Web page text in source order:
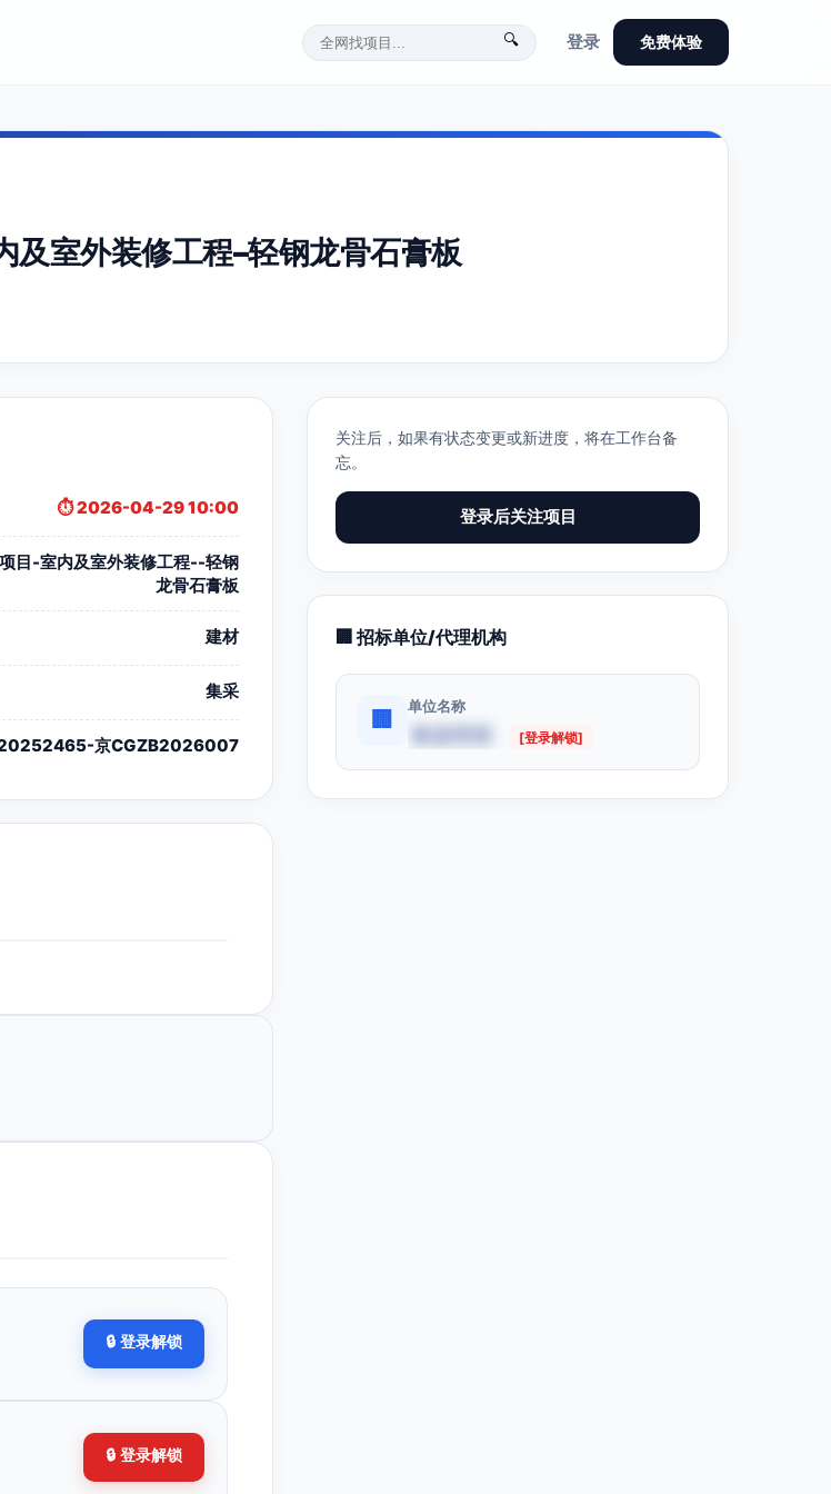
🔍 登录 免费体验
室外装修工程–轻钢龙骨石膏板
⏱️ 2026-04-29 10:00
目-室内及室外装修工程--轻钢
龙骨石膏板
建材
集采
京CGZB2026007
🔒 登录解锁
🔒 登录解锁
关注后，如果有状态变更或新进度，将在工作台备
忘。
登录后关注项目
🏢 招标单位/代理机构
🏢
单位名称
[登录解锁]